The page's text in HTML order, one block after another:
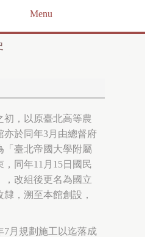
navigation
Menu
初，以原臺北高等農
亦於同年3月由總督府
「臺北帝國大學附屬
，同年11月15日國民
，改組後更名為國立
，溯至本館創設，
7月規劃施工以迄落成